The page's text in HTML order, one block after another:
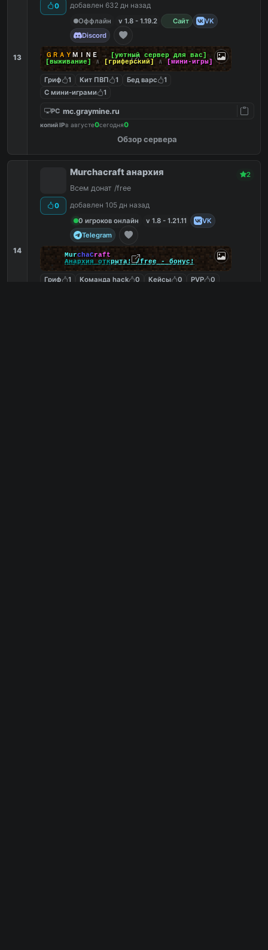
13
0
добавлен 632 дн назад
Оффлайн
v 1.8 - 1.19.2 Сайт
VK
Discord
✿ ＧＲＡＹ ＭＩＮＥ →
[уютный сервер для вас]
[выживание] ∧ [гриферский] ∧ [мини-игры] ↓
Гриф 1 Кит ПВП 1 Бед варс
1
С мини-играми
1
PC mc.graymine.ru
копий IPв августе0сегодня0
Обзор сервера
14
0
Murchacraft анархия 2
Всем донат /free
добавлен 105 дн назад
0 игроков онлайн
v 1.8 - 1.21.11
VK
Telegram
MurchaCraft
Анархия открыта! /free - бонус!
Гриф 1 Команда hack 0 Кейсы 0 PVP 0